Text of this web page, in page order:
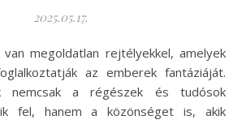
2025.05.17.
az emberek fantáziáját.
nemcsak a régészek és tudósok
fel, hanem a közönséget is, akik